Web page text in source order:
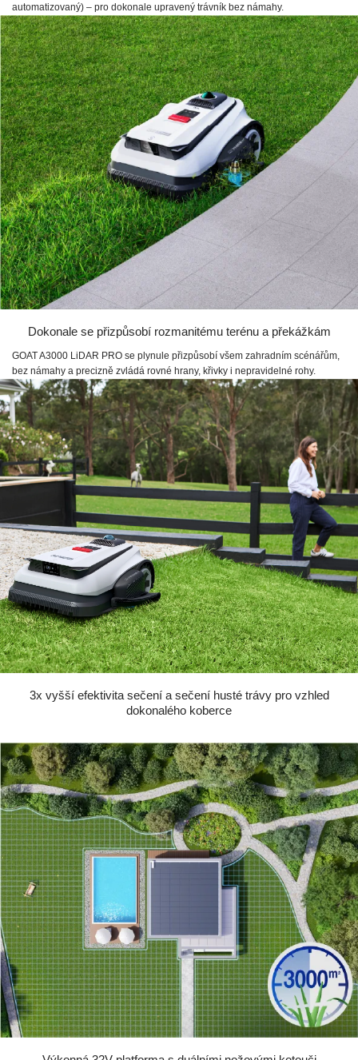
automatizovaný) – pro dokonale upravený trávník bez námahy.
Dokonale se přizpůsobí rozmanitému terénu a překážkám
GOAT A3000 LiDAR PRO se plynule přizpůsobí všem zahradním scénářům,
bez námahy a precizně zvládá rovné hrany, křivky i nepravidelné rohy.
3x vyšší efektivita sečení a sečení husté trávy pro vzhled
dokonalého koberce